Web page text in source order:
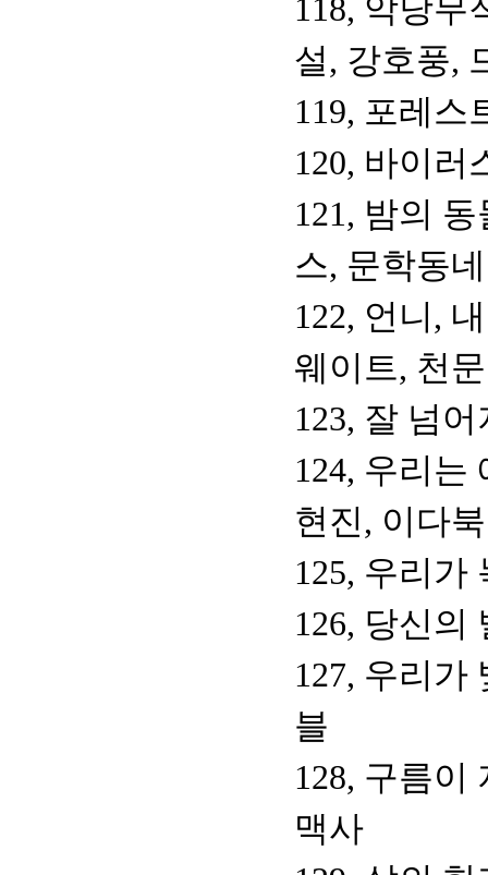
118, 악당무
설, 강호풍,
119, 포레스
120, 바이러
121, 밤의
스, 문학동네
122, 언니,
웨이트, 천
123, 잘 넘
124, 우리는
현진, 이다
125, 우리가
126, 당신의
127, 우리가
블
128, 구름이
맥사